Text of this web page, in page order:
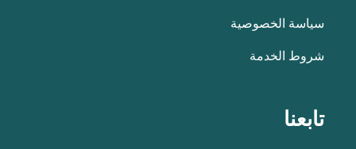
سياسة الخصوصية
شروط الخدمة
تابعنا